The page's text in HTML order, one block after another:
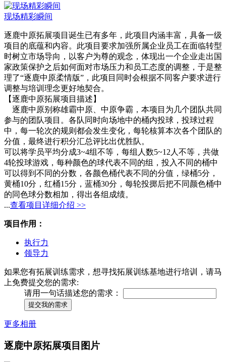
现场精彩瞬间
逐鹿中原拓展项目诞生已有多年，此项目内涵丰富，具备一级
项目的底蕴和内容。此项目要求加强所属企业员工在面临转型
时树立市场导向，以客户为尊的观念，体现出一个企业走出国
家政策保护之后如何面对市场压力和员工态度的调整，于是整
理了“逐鹿中原柔情版”，此项目同时会根据不同客户要求进行
调整与培训理念更好地契合。
【逐鹿中原拓展项目描述】
逐鹿中原别称雄霸中原、中原争霸，本项目为几个团队共同
参与的团队项目。各队同时向场地中的桶内投球，投球过程
中，每一轮次的规则都会发生变化，每轮核算本次各个团队的
分值，最终进行积分汇总评比出优胜队。
可以将学员平均分成3~4组不等，每组人数5~12人不等，共做
4轮投球游戏，每种颜色的球代表不同的组，投入不同的桶中
可以得到不同的分数，各颜色桶代表不同的分值，绿桶5分，
黄桶10分，红桶15分，蓝桶30分，每轮投掷后把不同颜色桶中
的同色球分数相加，得出各组成绩。
...查看项目详细介绍 >>
项目作用：
执行力
领导力
如果您有拓展训练需求，想寻找拓展训练基地进行培训，请马
上免费提交您的需求:
请用一句话描述您的需求：
提交我的需求
更多相册
逐鹿中原拓展项目图片